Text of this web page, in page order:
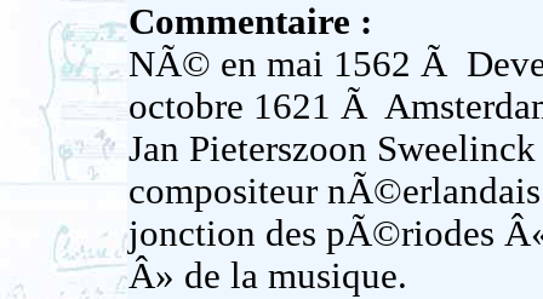
Commentaire :
NÃ© en mai 1562 Ã
octobre 1621 Ã
Jan Pieterszoon
compositeur
jonction des pÃ©riodes
Â» de la musique.